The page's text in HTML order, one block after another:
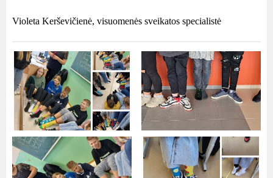
Violeta Kerševičienė, visuomenės sveikatos specialistė